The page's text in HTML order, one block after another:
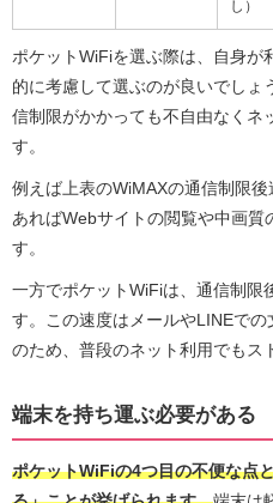
し）
ポケットWiFiを選ぶ際は、自身が
的に考慮して選ぶのが良いでしょ
信制限がかかっても不自由なくネ
す。
例えば上表のWiMAXの通信制限
あればWebサイトの閲覧や中画質
す。
一方でポケットWiFiは、通信制限
す。この速度はメールやLINEで
のため、普段のネット利用でもス
端末を持ち運ぶ必要がある
ポケットWiFiの4つ目の不便な点